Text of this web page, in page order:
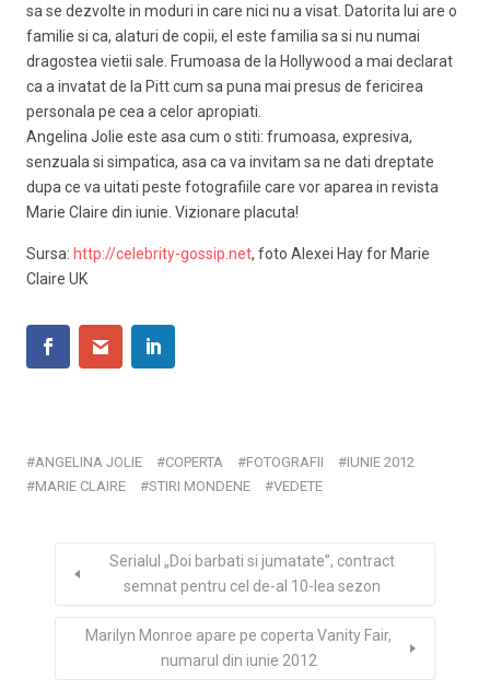
sa se dezvolte in moduri in care nici nu a visat. Datorita lui are o
familie si ca, alaturi de copii, el este familia sa si nu numai
dragostea vietii sale. Frumoasa de la Hollywood a mai declarat
ca a invatat de la Pitt cum sa puna mai presus de fericirea
personala pe cea a celor apropiati.
Angelina Jolie este asa cum o stiti: frumoasa, expresiva,
senzuala si simpatica, asa ca va invitam sa ne dati dreptate
dupa ce va uitati peste fotografiile care vor aparea in revista
Marie Claire din iunie. Vizionare placuta!
Sursa: http://celebrity-gossip.net, foto Alexei Hay for Marie
Claire UK
ANGELINA JOLIE COPERTA FOTOGRAFII
IUNIE 2012
MARIE CLAIRE
STIRI MONDENE VEDETE
Serialul „Doi barbati si jumatate”, contract
semnat pentru cel de-al 10-lea sezon
Marilyn Monroe apare pe coperta Vanity Fair,
numarul din iunie 2012